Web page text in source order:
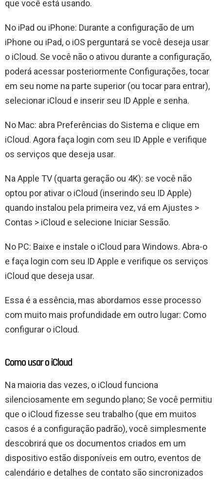
que você está usando.
No iPad ou iPhone: Durante a configuração de um
iPhone ou iPad, o iOS perguntará se você deseja usar
o iCloud. Se você não o ativou durante a configuração,
poderá acessar posteriormente Configurações, tocar
em seu nome na parte superior (ou tocar para entrar),
selecionar iCloud e inserir seu ID Apple e senha.
No Mac: abra Preferências do Sistema e clique em
iCloud. Agora faça login com seu ID Apple e verifique
os serviços que deseja usar.
Na Apple TV (quarta geração ou 4K): se você não
optou por ativar o iCloud (inserindo seu ID Apple)
quando instalou pela primeira vez, vá em Ajustes >
Contas > iCloud e selecione Iniciar Sessão.
No PC: Baixe e instale o iCloud para Windows. Abra-o
e faça login com seu ID Apple e verifique os serviços
iCloud que deseja usar.
Essa é a essência, mas abordamos esse processo
com muito mais profundidade em outro lugar: Como
configurar o iCloud.
Como usar o iCloud
Na maioria das vezes, o iCloud funciona
silenciosamente em segundo plano; Se você permitiu
que o iCloud fizesse seu trabalho (que em muitos
casos é a configuração padrão), você simplesmente
descobrirá que os documentos criados em um
dispositivo estão disponíveis em outro, eventos de
calendário e detalhes de contato são sincronizados